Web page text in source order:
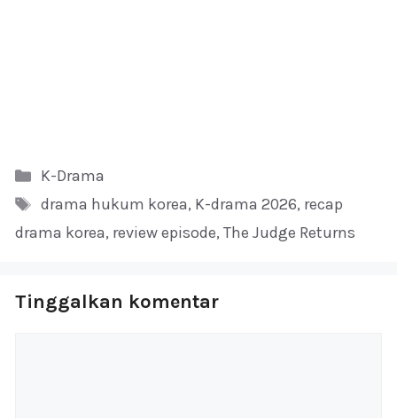
Kategori
K-Drama
Tag
drama hukum korea, K-drama 2026, recap
drama korea, review episode, The Judge Returns
Tinggalkan komentar